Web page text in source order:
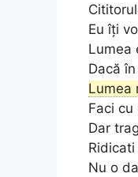
Eu îți
Lumea
Dacă
Lumea
Faci cu
Dar
Nu o